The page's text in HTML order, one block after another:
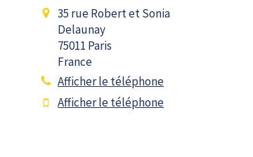
35 rue Robert et Sonia
Delaunay
75011 Paris
France
Afficher le téléphone
Afficher le téléphone